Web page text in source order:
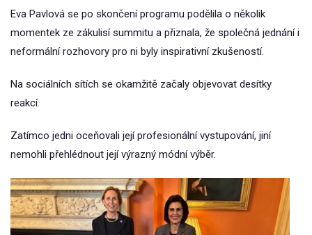
Eva Pavlová se po skončení programu podělila o několik
momentek ze zákulisí summitu a přiznala, že společná jednání i
neformální rozhovory pro ni byly inspirativní zkušeností.
Na sociálních sítích se okamžitě začaly objevovat desítky
reakcí.
Zatímco jedni oceňovali její profesionální vystupování, jiní
nemohli přehlédnout její výrazný módní výběr.